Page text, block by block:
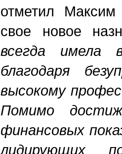
отметил
свое новое
всегда имела
благодаря
высокому
Помимо
финансовых
лидирующих